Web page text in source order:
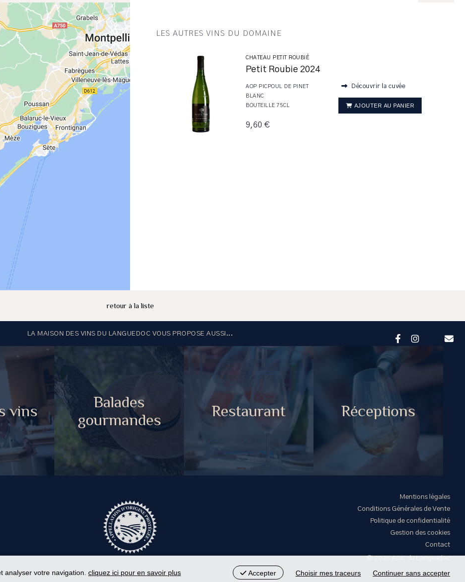
LES AUTRES VINS DU DOMAINE
CHATEAU PETIT ROUBIÉ
Petit Roubie 2024
AOP PICPOUL DE PINET
BLANC
BOUTEILLE 75CL
9,60 €
Découvrir la cuvée
AJOUTER AU PANIER
retour à la liste
LA MAISON DES VINS DU LANGUEDOC VOUS PROPOSE AUSSI...
vins
Balades
gourmandes
Restaurant Réceptions
Mentions légales
Conditions Générales de Vente
Politique de confidentialité
Gestion des cookies
Contact
analyser votre navigation. cliquez ici pour en savoir plus Accepter Choisir mes traceurs Continuer sans accepter